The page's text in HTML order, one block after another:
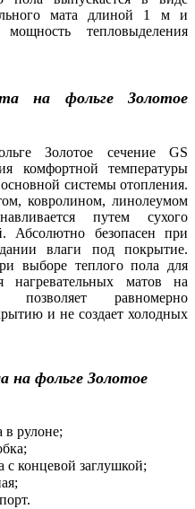
мата длиной 1 м и
тепловыделения
на фольге Золотое
Золотое сечение GS
комфортной температуры
системы отопления.
ковролином, линолеумом
путем сухого
безопасен при
влаги под покрытие.
выборе теплого пола для
нагревательных матов на
равномерно
и не создает холодных
на фольге Золотое
в рулоне;
с концевой заглушкой;